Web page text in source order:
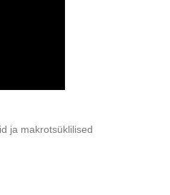
ja makrotsüklilised